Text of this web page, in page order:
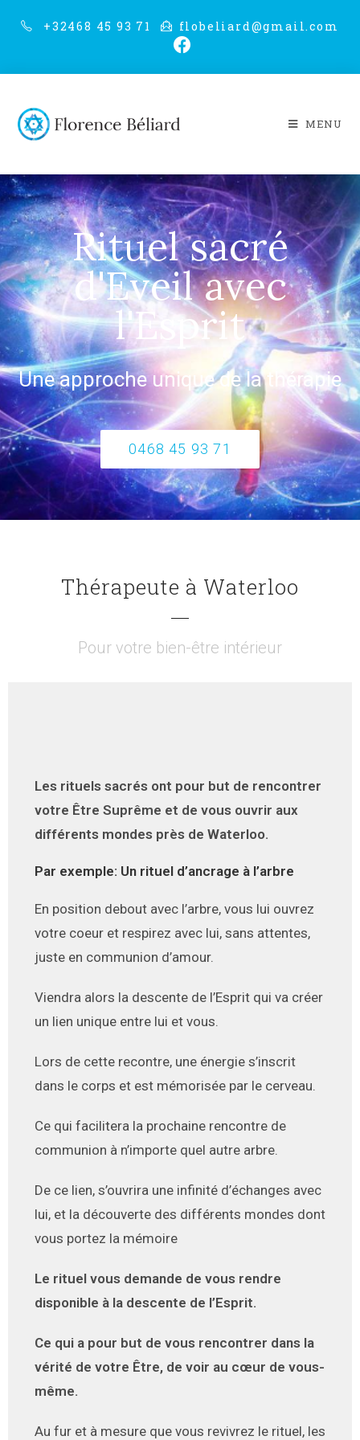
+32468 45 93 71 flobeliard@gmail.com
MENU
Rituel sacré
d'Eveil avec
l'Esprit
Une approche unique de la thérapie
0468 45 93 71
Thérapeute à Waterloo
Pour votre bien-être intérieur
Les rituels sacrés ont pour but de rencontrer
votre Être Suprême et de vous ouvrir aux
différents mondes près de Waterloo.
Par exemple: Un rituel d’ancrage à l’arbre
En position debout avec l’arbre, vous lui ouvrez
votre coeur et respirez avec lui, sans attentes,
juste en communion d’amour.
Viendra alors la descente de l’Esprit qui va créer
un lien unique entre lui et vous.
Lors de cette recontre, une énergie s’inscrit
dans le corps et est mémorisée par le cerveau.
Ce qui facilitera la prochaine rencontre de
communion à n’importe quel autre arbre.
De ce lien, s’ouvrira une infinité d’échanges avec
lui, et la découverte des différents mondes dont
vous portez la mémoire
Le rituel vous demande de vous rendre
disponible à la descente de l’Esprit.
Ce qui a pour but de vous rencontrer dans la
vérité de votre Être, de voir au cœur de vous-
même.
Au fur et à mesure que vous revivrez le rituel, les